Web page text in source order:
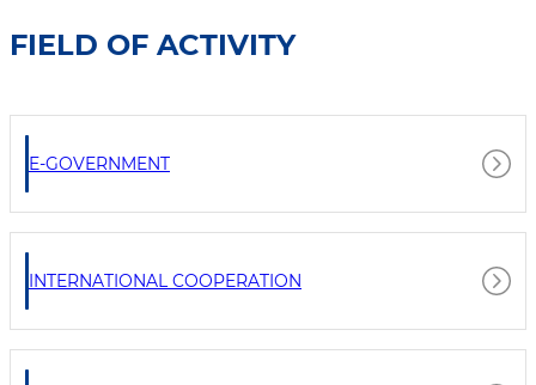
FIELD OF ACTIVITY
E-GOVERNMENT
INTERNATIONAL COOPERATION